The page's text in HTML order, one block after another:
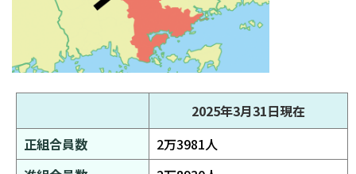
2025年3月31日現在
正組合員数
2万3981人